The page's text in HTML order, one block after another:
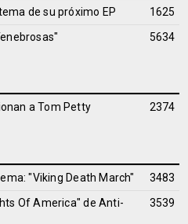
de su próximo EP
1625
5634
a Tom Petty 2374
"Viking Death March"
3483
Of America" de Anti-
3539